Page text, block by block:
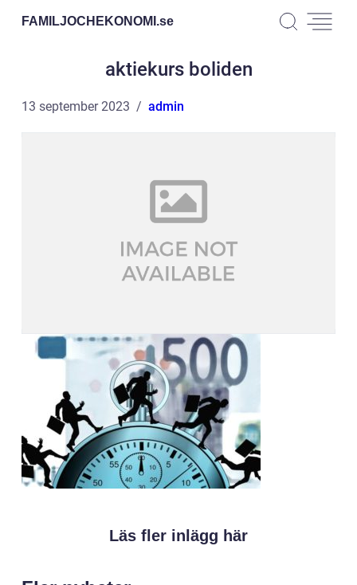
FAMILJOCHEKONOMI.se
aktiekurs boliden
13 september 2023 admin
Läs fler inlägg här